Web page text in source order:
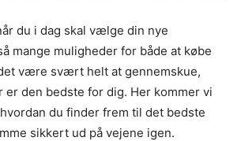
du i dag skal vælge din nye
mange muligheder for både at købe
være svært helt at gennemskue,
er den bedste for dig. Her kommer vi
du finder frem til det bedste
sikkert ud på vejene igen.